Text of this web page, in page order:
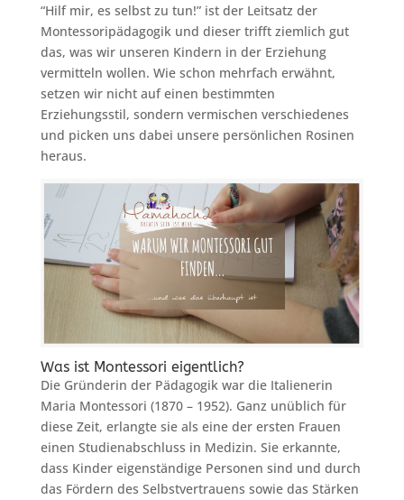
“Hilf mir, es selbst zu tun!” ist der Leitsatz der
Montessoripädagogik und dieser trifft ziemlich gut
das, was wir unseren Kindern in der Erziehung
vermitteln wollen. Wie schon mehrfach erwähnt,
setzen wir nicht auf einen bestimmten
Erziehungsstil, sondern vermischen verschiedenes
und picken uns dabei unsere persönlichen Rosinen
heraus.
Was ist Montessori eigentlich?
Die Gründerin der Pädagogik war die Italienerin
Maria Montessori (1870 – 1952). Ganz unüblich für
diese Zeit, erlangte sie als eine der ersten Frauen
einen Studienabschluss in Medizin. Sie erkannte,
dass Kinder eigenständige Personen sind und durch
das Fördern des Selbstvertrauens sowie das Stärken